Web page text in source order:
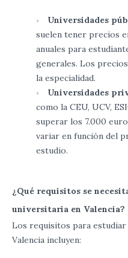
Universidades
suelen tener precios
anuales para
generales. Los
la especialidad.
Universidades
como la CEU, UCV,
superar los 7.000
variar en función del
estudio.
¿Qué requisitos se
universitaria en Valencia?
Los requisitos para
Valencia incluyen: